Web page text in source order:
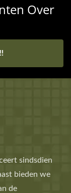
Over
sindsdien
bieden we
de